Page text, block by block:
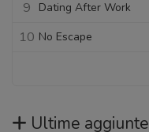
9 Dating After Work
10 No Escape
Ultime aggiunte